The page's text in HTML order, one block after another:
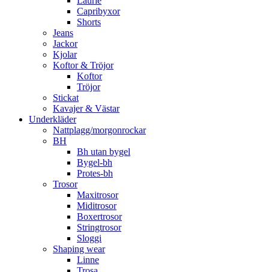
Capribyxor
Shorts
Jeans
Jackor
Kjolar
Koftor & Tröjor
Koftor
Tröjor
Stickat
Kavajer & Västar
Underkläder
Nattplagg/morgonrockar
BH
Bh utan bygel
Bygel-bh
Protes-bh
Trosor
Maxitrosor
Miditrosor
Boxertrosor
Stringtrosor
Sloggi
Shaping wear
Linne